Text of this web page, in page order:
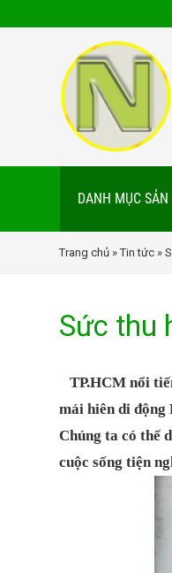
DANH MỤC
Trang chủ »Tin tức »
Sức thu
TP.HCM nổi
mái hiên di động
Chúng ta có thể
cuộc sống tiện